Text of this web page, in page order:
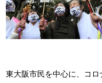
東大阪市民を中心に、コ